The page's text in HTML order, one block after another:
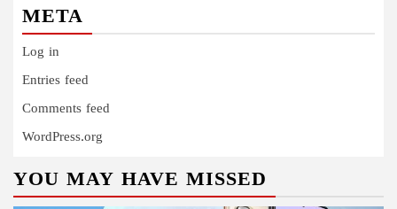
META
Log in
Entries feed
Comments feed
WordPress.org
YOU MAY HAVE MISSED